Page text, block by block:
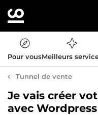
Pour vousMeilleurs
Tunnel de vente
Je vais créer
avec Wordpress